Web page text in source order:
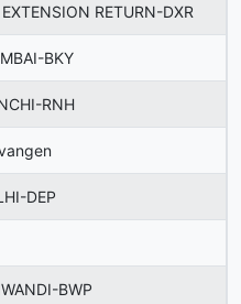
RETURN-DXR
BKY
RNH
DEP
BWP